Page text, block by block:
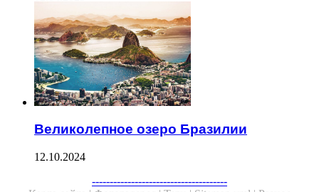
Великолепное озеро Бразилии
12.10.2024
--------------------------------------